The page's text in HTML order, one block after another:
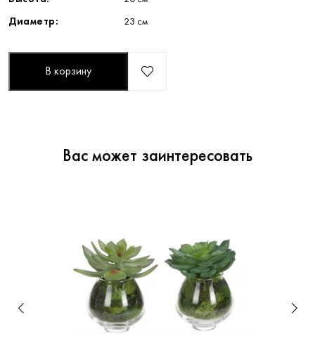
Диаметр: 23 см
В корзину
Вас может заинтересовать